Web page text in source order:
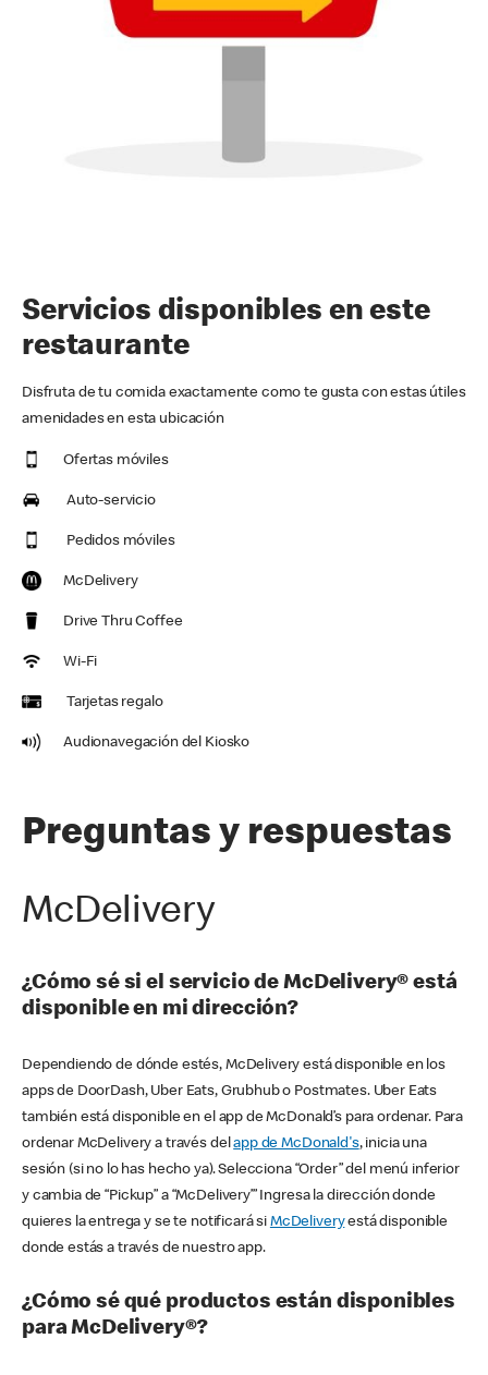
Servicios disponibles en este
restaurante
Disfruta de tu comida exactamente como te gusta con estas útiles
amenidades en esta ubicación
Ofertas móviles
Auto-servicio
Pedidos móviles
McDelivery
Drive Thru Coffee
Wi-Fi
Tarjetas regalo
Audionavegación del Kiosko
Preguntas y respuestas
McDelivery
¿Cómo sé si el servicio de McDelivery® está
disponible en mi dirección?
Dependiendo de dónde estés, McDelivery está disponible en los
apps de DoorDash, Uber Eats, Grubhub o Postmates. Uber Eats
también está disponible en el app de McDonald’s para ordenar. Para
ordenar McDelivery a través delapp de McDonald's, inicia una
sesión (si no lo has hecho ya). Selecciona “Order” del menú inferior
y cambia de “Pickup” a “McDelivery’” Ingresa la dirección donde
quieres la entrega y se te notificará si McDeliveryestá disponible
donde estás a través de nuestro app.
¿Cómo sé qué productos están disponibles
para McDelivery®?